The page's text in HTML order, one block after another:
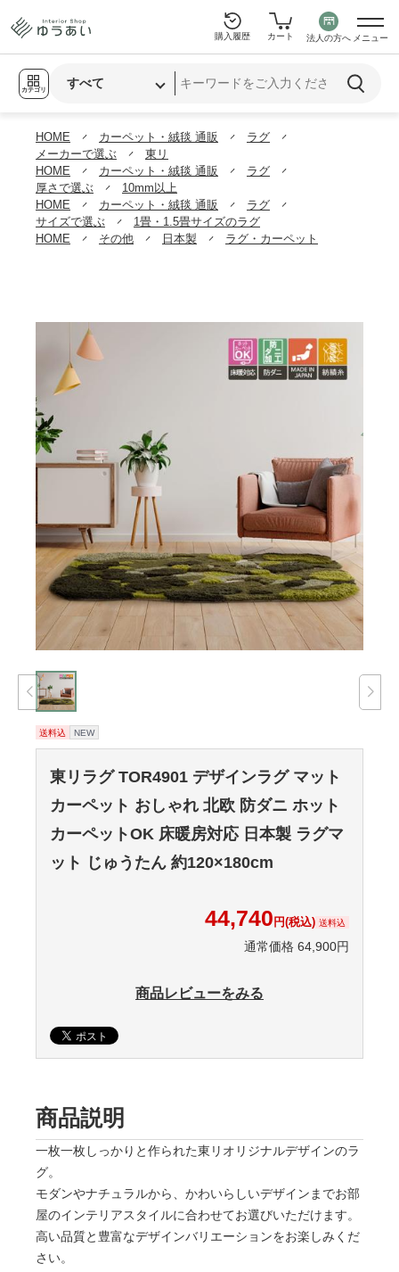
カテゴリ
購入履歴 カート 法人の方へ メニュー
HOME カーペット・絨毯 通販
ラグ
メーカーで選ぶ
東リ
HOME
カーペット・絨毯 通販
ラグ
厚さで選ぶ
10mm以上
HOME
カーペット・絨毯 通販
ラグ
サイズで選ぶ
1畳・1.5畳サイズのラグ
HOME
その他 日本製 ラグ・カーペット
送料込 NEW
東リラグ TOR4901 デザインラグ マット
カーペット おしゃれ 北欧 防ダニ ホット
カーペットOK 床暖房対応 日本製 ラグマ
ット じゅうたん 約120×180cm
44,740 円(税込) 送料込
通常価格 64,900円
商品レビューをみる
商品説明
一枚一枚しっかりと作られた東リオリジナルデザインのラ
グ。
モダンやナチュラルから、かわいらしいデザインまでお部
屋のインテリアスタイルに合わせてお選びいただけます。
高い品質と豊富なデザインバリエーションをお楽しみくだ
さい。